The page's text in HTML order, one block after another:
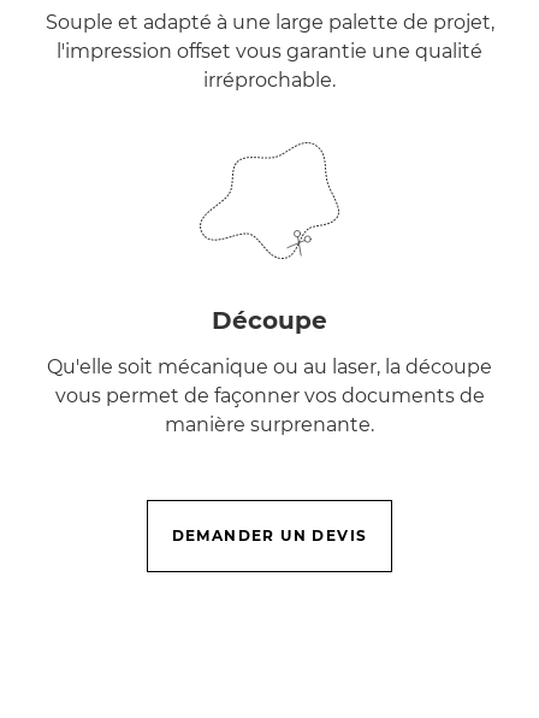
Souple et adapté à une large palette de projet,
l'impression offset vous garantie une qualité
irréprochable.
Découpe
Qu'elle soit mécanique ou au laser, la découpe
vous permet de façonner vos documents de
manière surprenante.
DEMANDER UN DEVIS